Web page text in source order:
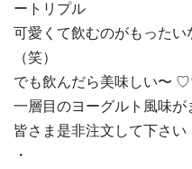
ートリプル
可愛くて飲むのがもったい
（笑）
でも飲んだら美味しい〜
一層目のヨーグルト風味
皆さま是非注文して下さい
・